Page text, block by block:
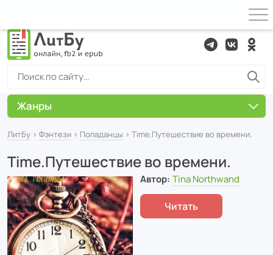
ЛитБу › Фэнтези › Попаданцы › Time.Путешествие во времени.
Time.Путешествие во времени.
Автор: Tina Northwand
Читать
Жанры